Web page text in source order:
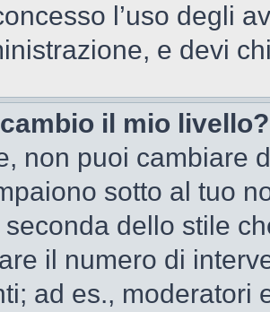
l’uso degli
e devi
il mio livello?
non puoi cambiare
sotto al tuo
seconda dello stile
il numero di
ad es., moderatori